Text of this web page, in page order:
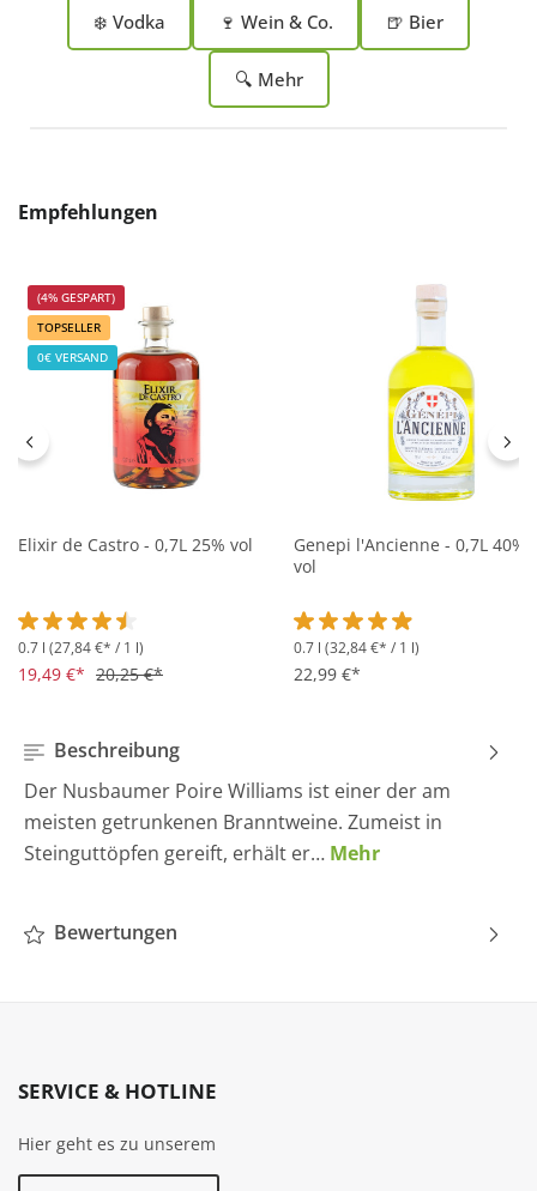
❄️ Vodka 🍷 Wein & Co. 🍺 Bier
🔍 Mehr
Produktgalerie überspringen
Empfehlungen
(4% GESPART)
TOPSELLER
0€ VERSAND
Elixir de Castro - 0,7L 25% vol
Durchschnittliche Bewertung von 4.5 von 5 Sternen
0.7 l (27,84 €* / 1 l)
19,49 €* 20,25 €*
Genepi l'Ancienne - 0,7L 40%
vol
Durchschnittliche
0.7 l (32,84 €* / 1 l)
22,99 €*
Beschreibung
Der Nusbaumer Poire Williams ist einer der am
meisten getrunkenen Branntweine. Zumeist in
Steinguttöpfen gereift, erhält er… Mehr
Bewertungen
SERVICE & HOTLINE
Hier geht es zu unserem